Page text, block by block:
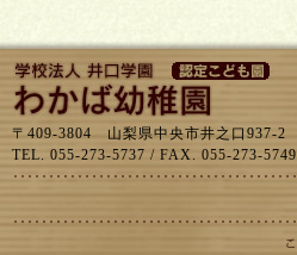
〒409-3804 山梨県中央市井之口937-2
TEL. 055-273-5737 / FAX. 055-273-5749